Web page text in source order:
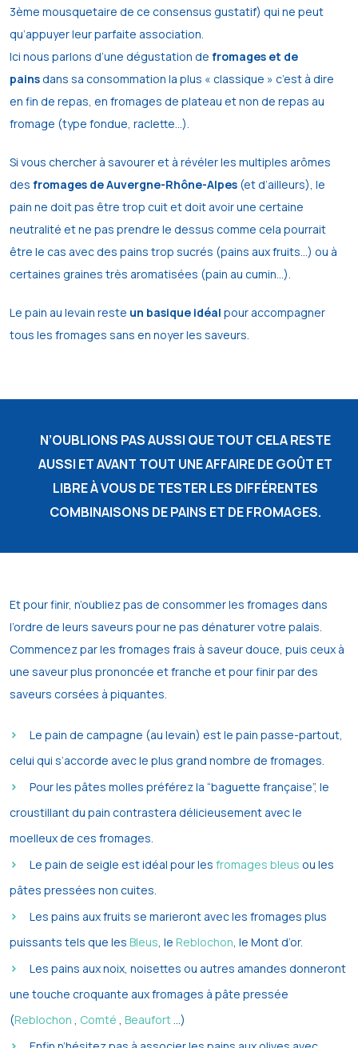
3ème mousquetaire de ce consensus gustatif) qui ne peut
qu’appuyer leur parfaite association.
Ici nous parlons d’une dégustation de fromages et de
painsdans sa consommation la plus « classique » c’est à dire
en fin de repas, en fromages de plateau et non de repas au
fromage (type fondue, raclette…).
Si vous chercher à savourer et à révéler les multiples arômes
des fromages de Auvergne-Rhône-Alpes(et d’ailleurs), le
pain ne doit pas être trop cuit et doit avoir une certaine
neutralité et ne pas prendre le dessus comme cela pourrait
être le cas avec des pains trop sucrés (pains aux fruits…) ou à
certaines graines très aromatisées (pain au cumin…).
Le pain au levain reste un basique idéal pour accompagner
tous les fromages sans en noyer les saveurs.
N’OUBLIONS PAS AUSSI QUE TOUT CELA RESTE
AUSSI ET AVANT TOUT UNE AFFAIRE DE GOÛT ET
LIBRE À VOUS DE TESTER LES DIFFÉRENTES
COMBINAISONS DE PAINS ET DE FROMAGES.
Et pour finir, n’oubliez pas de consommer les fromages dans
l’ordre de leurs saveurs pour ne pas dénaturer votre palais.
Commencez par les fromages frais à saveur douce, puis ceux à
une saveur plus prononcée et franche et pour finir par des
saveurs corsées à piquantes.
Le pain de campagne (au levain) est le pain passe-partout,
celui qui s’accorde avec le plus grand nombre de fromages.
Pour les pâtes molles préférez la “baguette française”, le
croustillant du pain contrastera délicieusement avec le
moelleux de ces fromages.
Le pain de seigle est idéal pour les fromages bleus ou les
pâtes pressées non cuites.
Les pains aux fruits se marieront avec les fromages plus
puissants tels que les Bleus, le Reblochon, le Mont d’or.
Les pains aux noix, noisettes ou autres amandes donneront
une touche croquante aux fromages à pâte pressée
(Reblochon , Comté , Beaufort…)